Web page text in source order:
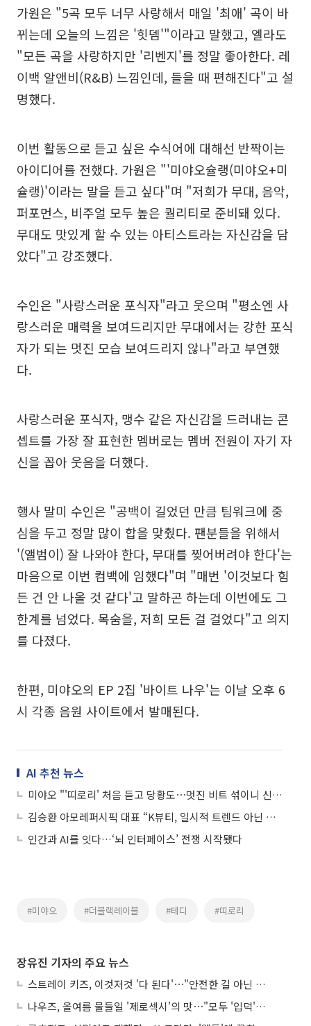
가원은 "5곡 모두 너무 사랑해서 매일 '최애' 곡이 바
뀌는데 오늘의 느낌은 '힛뎀'"이라고 말했고, 엘라도
"모든 곡을 사랑하지만 '리벤지'를 정말 좋아한다. 레
이백 알앤비(R&B) 느낌인데, 들을 때 편해진다"고 설
명했다.
이번 활동으로 듣고 싶은 수식어에 대해선 반짝이는
아이디어를 전했다. 가원은 "'미야오슐랭(미야오+미
슐랭)'이라는 말을 듣고 싶다"며 "저희가 무대, 음악,
퍼포먼스, 비주얼 모두 높은 퀄리티로 준비돼 있다.
무대도 맛있게 할 수 있는 아티스트라는 자신감을 담
았다"고 강조했다.
수인은 "사랑스러운 포식자"라고 웃으며 "평소엔 사
랑스러운 매력을 보여드리지만 무대에서는 강한 포식
자가 되는 멋진 모습 보여드리지 않나"라고 부연했
다.
사랑스러운 포식자, 맹수 같은 자신감을 드러내는 콘
셉트를 가장 잘 표현한 멤버로는 멤버 전원이 자기 자
신을 꼽아 웃음을 더했다.
행사 말미 수인은 "공백이 길었던 만큼 팀워크에 중
심을 두고 정말 많이 합을 맞췄다. 팬분들을 위해서
'(앨범이) 잘 나와야 한다, 무대를 찢어버려야 한다'는
마음으로 이번 컴백에 임했다"며 "매번 '이것보다 힘
든 건 안 나올 것 같다'고 말하곤 하는데 이번에도 그
한계를 넘었다. 목숨을, 저희 모든 걸 걸었다"고 의지
를 다졌다.
한편, 미야오의 EP 2집 '바이트 나우'는 이날 오후 6
시 각종 음원 사이트에서 발매된다.
AI 추천 뉴스
미야오 "'띠로리' 처음 듣고 당황도⋯멋진 비트 섞이니 신나"
김승환 아모레퍼시픽 대표 “K뷰티, 일시적 트렌드 아닌 글로벌 스킨케어 새 기준”
인간과 AI를 잇다…‘뇌 인터페이스’ 전쟁 시작됐다
#미야오 #더블랙레이블 #테디 #띠로리
장유진 기자의 주요 뉴스
스트레이 키즈, 이것저것 '다 된다'⋯"안전한 길 아닌 도전이 재밌어"
나우즈, 올여름 물들일 '제로섹시'의 맛⋯"모두 '입덕'시킬 것"